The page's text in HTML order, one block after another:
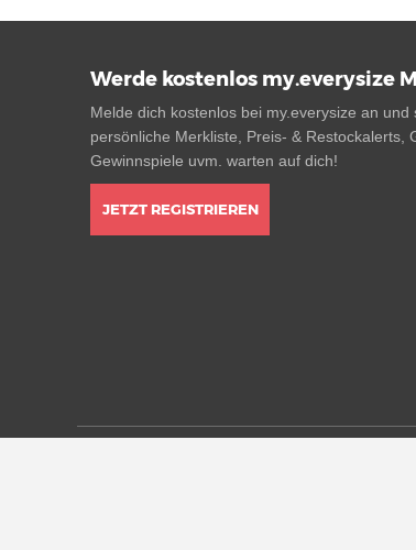
Werde kostenlos my.everysize
Melde dich kostenlos bei my.everysize an
persönliche Merkliste, Preis- & Restockalerts,
Gewinnspiele uvm. warten auf dich!
JETZT REGISTRIEREN